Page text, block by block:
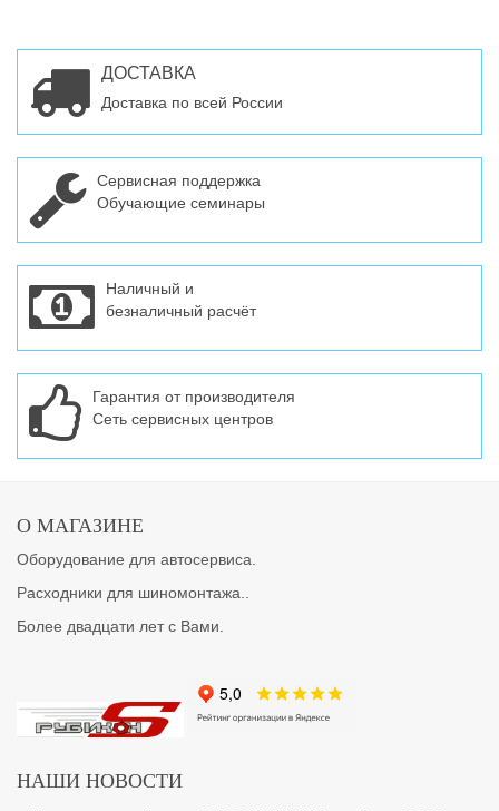
ДОСТАВКА
Доставка по всей России
Сервисная поддержка
Обучающие семинары
Наличный и
безналичный расчёт
Гарантия от производителя
Сеть сервисных центров
О МАГАЗИНЕ
Оборудование для автосервиса.
Расходники для шиномонтажа..
Более двадцати лет с Вами.
НАШИ НОВОСТИ